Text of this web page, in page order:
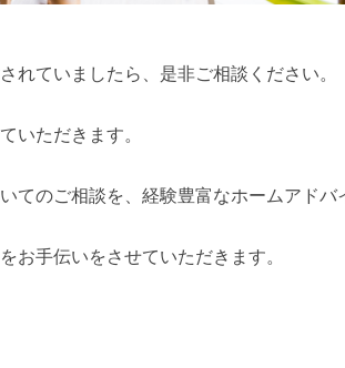
れていましたら、是非ご相談ください。
いただきます。
のご相談を、経験豊富なホームアドバ
お手伝いをさせていただきます。